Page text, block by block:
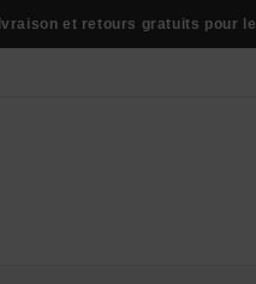
et retours gratuits pour